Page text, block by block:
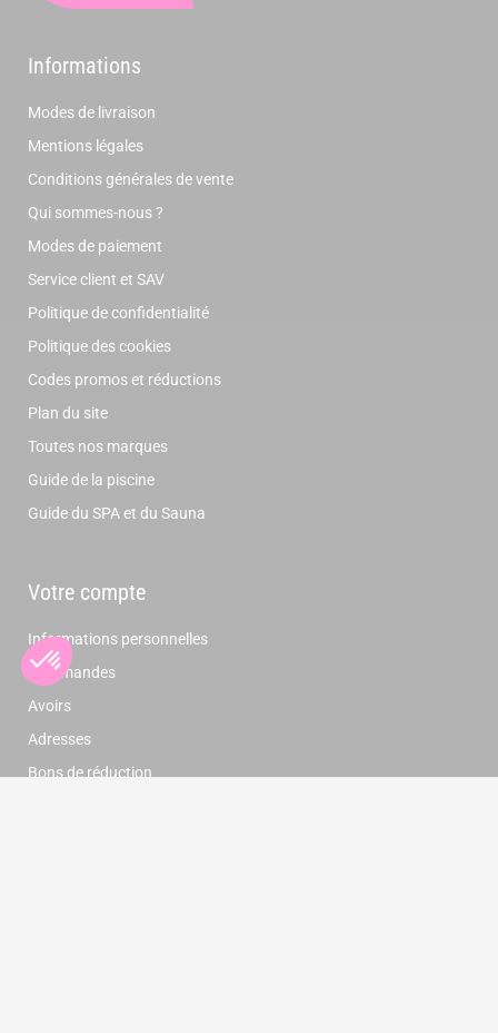
Informations
Modes de livraison
Mentions légales
Conditions générales de vente
Qui sommes-nous ?
Modes de paiement
Service client et SAV
Politique de confidentialité
Politique des cookies
Codes promos et réductions
Plan du site
Toutes nos marques
Guide de la piscine
Guide du SPA et du Sauna
Votre compte
Informations personnelles
Commandes
Avoirs
Adresses
Bons de réduction